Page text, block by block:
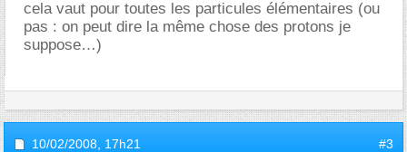
cela vaut pour toutes les particules élémentaires (ou
pas : on peut dire la même chose des protons je
suppose…)
10/02/2008, 17h21 #3